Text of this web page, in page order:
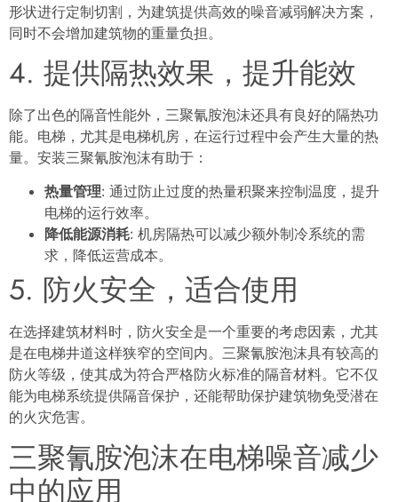
形状进行定制切割，为建筑提供高效的噪音减弱解决方案，
同时不会增加建筑物的重量负担。
4. 提供隔热效果，提升能效
除了出色的隔音性能外，三聚氰胺泡沫还具有良好的隔热功
能。电梯，尤其是电梯机房，在运行过程中会产生大量的热
量。安装三聚氰胺泡沫有助于：
热量管理: 通过防止过度的热量积聚来控制温度，提升
电梯的运行效率。
降低能源消耗: 机房隔热可以减少额外制冷系统的需
求，降低运营成本。
5. 防火安全，适合使用
在选择建筑材料时，防火安全是一个重要的考虑因素，尤其
是在电梯井道这样狭窄的空间内。三聚氰胺泡沫具有较高的
防火等级，使其成为符合严格防火标准的隔音材料。它不仅
能为电梯系统提供隔音保护，还能帮助保护建筑物免受潜在
的火灾危害。
三聚氰胺泡沫在电梯噪音减少
中的应用